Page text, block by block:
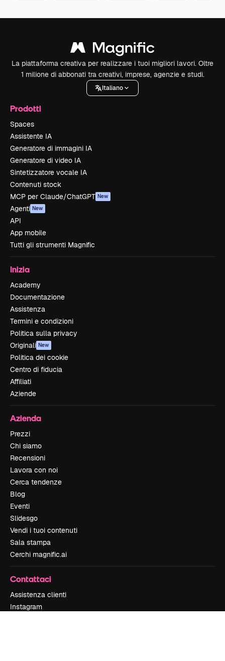
La piattaforma creativa per realizzare i tuoi migliori lavori. Oltre
1 milione di abbonati tra creativi, imprese, agenzie e studi.
Italiano
Prodotti
Spaces
Assistente IA
Generatore di immagini IA
Generatore di video IA
Sintetizzatore vocale IA
Contenuti stock
MCP per Claude/ChatGPT New
Agenti New
API
App mobile
Tutti gli strumenti Magnific
Inizia
Academy
Documentazione
Assistenza
Termini e condizioni
Politica sulla privacy
Originali New
Politica dei cookie
Centro di fiducia
Affiliati
Aziende
Azienda
Prezzi
Chi siamo
Recensioni
Lavora con noi
Cerca tendenze
Blog
Eventi
Slidesgo
Vendi i tuoi contenuti
Sala stampa
Cerchi magnific.ai
Contattaci
Assistenza clienti
Instagram